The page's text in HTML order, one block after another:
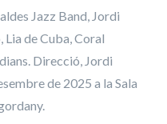
Jazz Band, Jordi
de Cuba, Coral
Direcció, Jordi
de 2025 a la Sala